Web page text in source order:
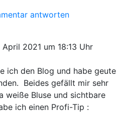
antworten
2021 um 18:13 Uhr
ich den Blog und habe geute
Beides gefällt mir sehr
weiße Bluse und sichtbare
ich einen Profi-Tip :